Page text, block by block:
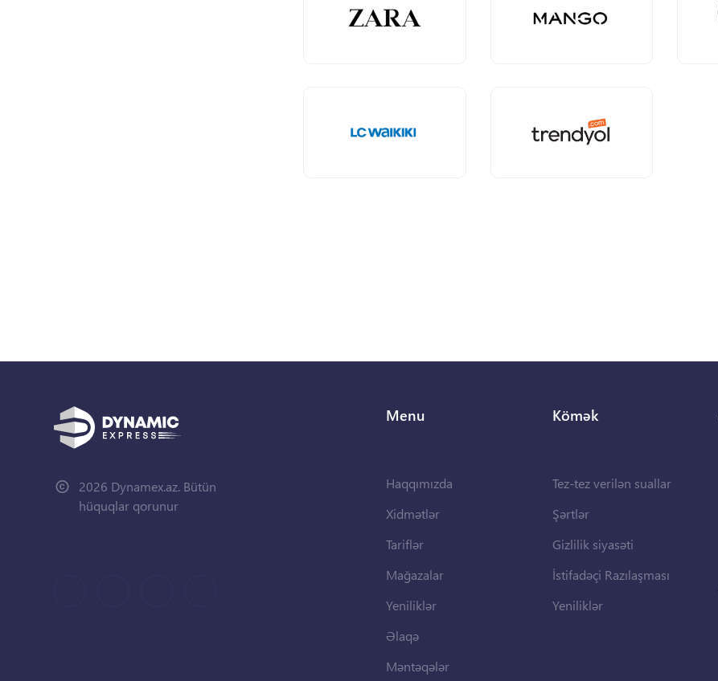
2026 Dynamex.az. Bütün
hüquqlar qorunur
Menu
Haqqımızda
Xidmətlər
Tariflər
Mağazalar
Yeniliklər
Əlaqə
Məntəqələr
Kömək
Tez-tez verilən suallar
Şərtlər
Gizlilik siyasəti
İstifadəçi Razılaşması
Yeniliklər